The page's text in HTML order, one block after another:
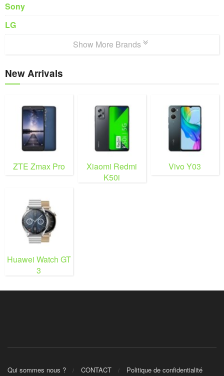
Sony
LG
Show More Brands
New Arrivals
ZTE Zmax Pro
Xiaomi Redmi
K50i
Vivo Y03
Huawei Watch GT
3
Qui sommes nous ? CONTACT Politique de confidentialité